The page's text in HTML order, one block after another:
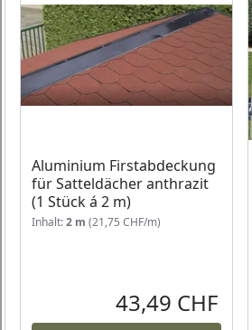
Aluminium Firstabdeckung
für Satteldächer anthrazit
(1 Stück á 2 m)
Inhalt:2 m (21,75 CHF/m)
43,49 CHF